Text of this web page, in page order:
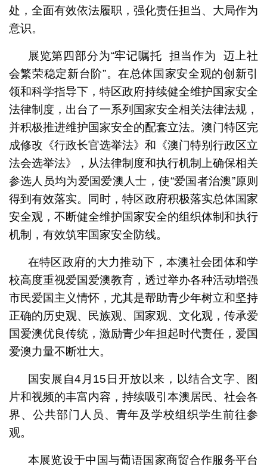
处，全面有效依法履职，强化责任担当、大局作为
意识。
展览第四部分为“牢记嘱托 担当作为 迈上社
会繁荣稳定新台阶”。在总体国家安全观的创新引
领和科学指导下，特区政府持续健全维护国家安全
法律制度，出台了一系列国家安全相关法律法规，
并积极推进维护国家安全的配套立法。澳门特区完
成修改《行政长官选举法》和《澳门特别行政区立
法会选举法》，从法律制度和执行机制上确保相关
参选人员均为爱国爱澳人士，使“爱国者治澳”原则
得到有效落实。同时，特区政府积极落实总体国家
安全观，不断健全维护国家安全的组织体制和执行
机制，有效筑牢国家安全防线。
在特区政府的大力推动下，本澳社会团体和学
校高度重视爱国爱澳教育，透过举办各种活动增强
市民爱国主义情怀，尤其是帮助青少年树立和坚持
正确的历史观、民族观、国家观、文化观，传承爱
国爱澳优良传统，激励青少年担起时代责任，爱国
爱澳力量不断壮大。
国安展自4月15日开放以来，以结合文字、图
片和视频的丰富内容，持续吸引本澳居民、社会各
界、公共部门人员、青年及学校组织学生前往参
观。
本展览设于中国与葡语国家商贸合作服务平台